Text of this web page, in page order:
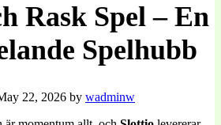
Rask Spel – En
Spelhubb
22, 2026 by wadminw